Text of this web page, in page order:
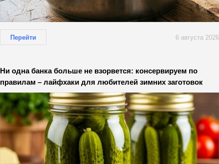
Перейти 6 августа 2026
Ни одна банка больше не взорвется: консервируем по
правилам – лайфхаки для любителей зимних заготовок